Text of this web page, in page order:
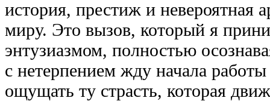
история, престиж и невероятная
миру. Это вызов, который я
энтузиазмом, полностью
с нетерпением жду начала
ощущать ту страсть, которая